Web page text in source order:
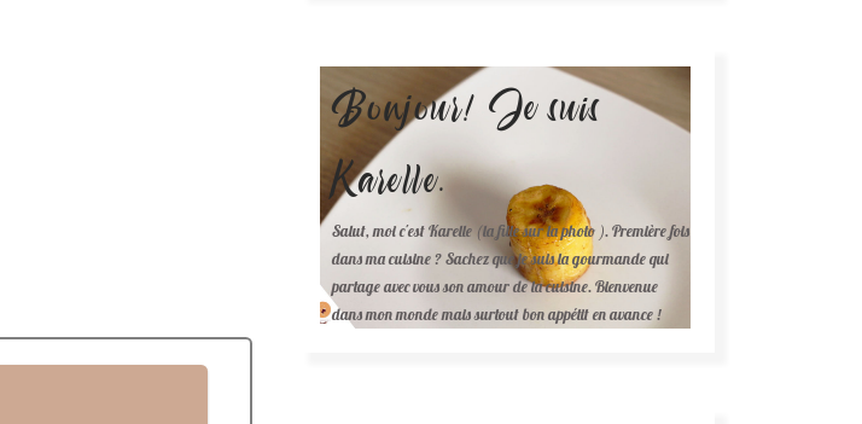
Bonjour! Je suis
Karelle.
Salut, moi c'est Karelle (la fille sur la photo ). Première fois
dans ma cuisine ? Sachez que je suis la gourmande qui
partage avec vous son amour de la cuisine. Bienvenue
dans mon monde mais surtout bon appétit en avance !